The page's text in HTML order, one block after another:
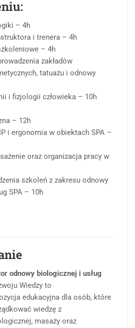
– 4h
i trenera – 4h
– 4h
zakładów
tatuażu i odnowy
i fizjologii człowieka – 10h
– 12h
i ergonomia w obiektach SPA –
oraz organizacja pracy w
szkoleń z zakresu odnowy
SPA – 10h
odnowy biologicznej i usług
Wiedzy to
edukacyjna dla osób, które
wiedzę z
masaży oraz